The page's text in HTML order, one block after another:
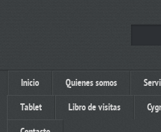
Inicio Quienes somos
Tablet Libro de visitas